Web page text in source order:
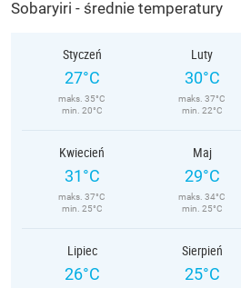
Sobaryiri - średnie temperatury
Styczeń
27°C
maks. 35°C
min. 20°C
Luty
30°C
maks. 37°C
min. 22°C
Kwiecień
31°C
maks. 37°C
min. 25°C
Maj
29°C
maks. 34°C
min. 25°C
Lipiec
26°C
Sierpień
25°C